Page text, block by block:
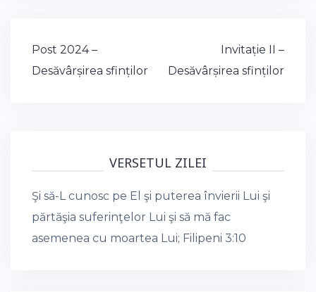
Post
navigation
Post 2024 –
Desăvârșirea sfinților
Invitație II –
Desăvârșirea sfinților
VERSETUL ZILEI
Şi să-L cunosc pe El şi puterea învierii Lui şi
părtăşia suferinţelor Lui şi să mă fac
asemenea cu moartea Lui; Filipeni 3:10